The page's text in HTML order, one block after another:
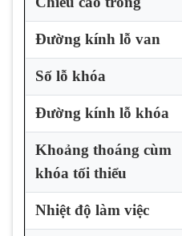
Đường kính lỗ van
Số lỗ khóa
Đường kính lỗ khóa
Khoảng thoáng cùm
khóa tối thiểu
Nhiệt độ làm việc